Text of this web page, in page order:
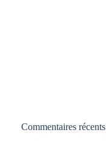
Commentaires récents